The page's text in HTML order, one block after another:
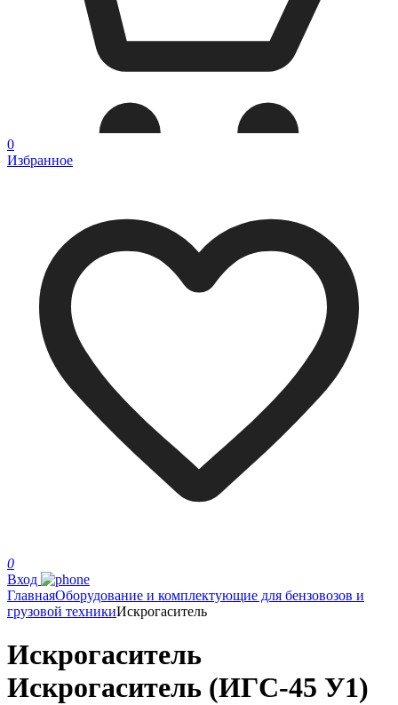
0
Избранное
0
Вход
ГлавнаяОборудование и комплектующие для бензовозов и
грузовой техникиИскрогаситель
Искрогаситель
Искрогаситель (ИГС-45 У1)